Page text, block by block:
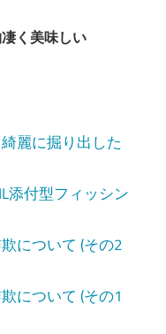
く美味しい
麗に掘り出した
添付型フィッシン
について (その2
について (その1